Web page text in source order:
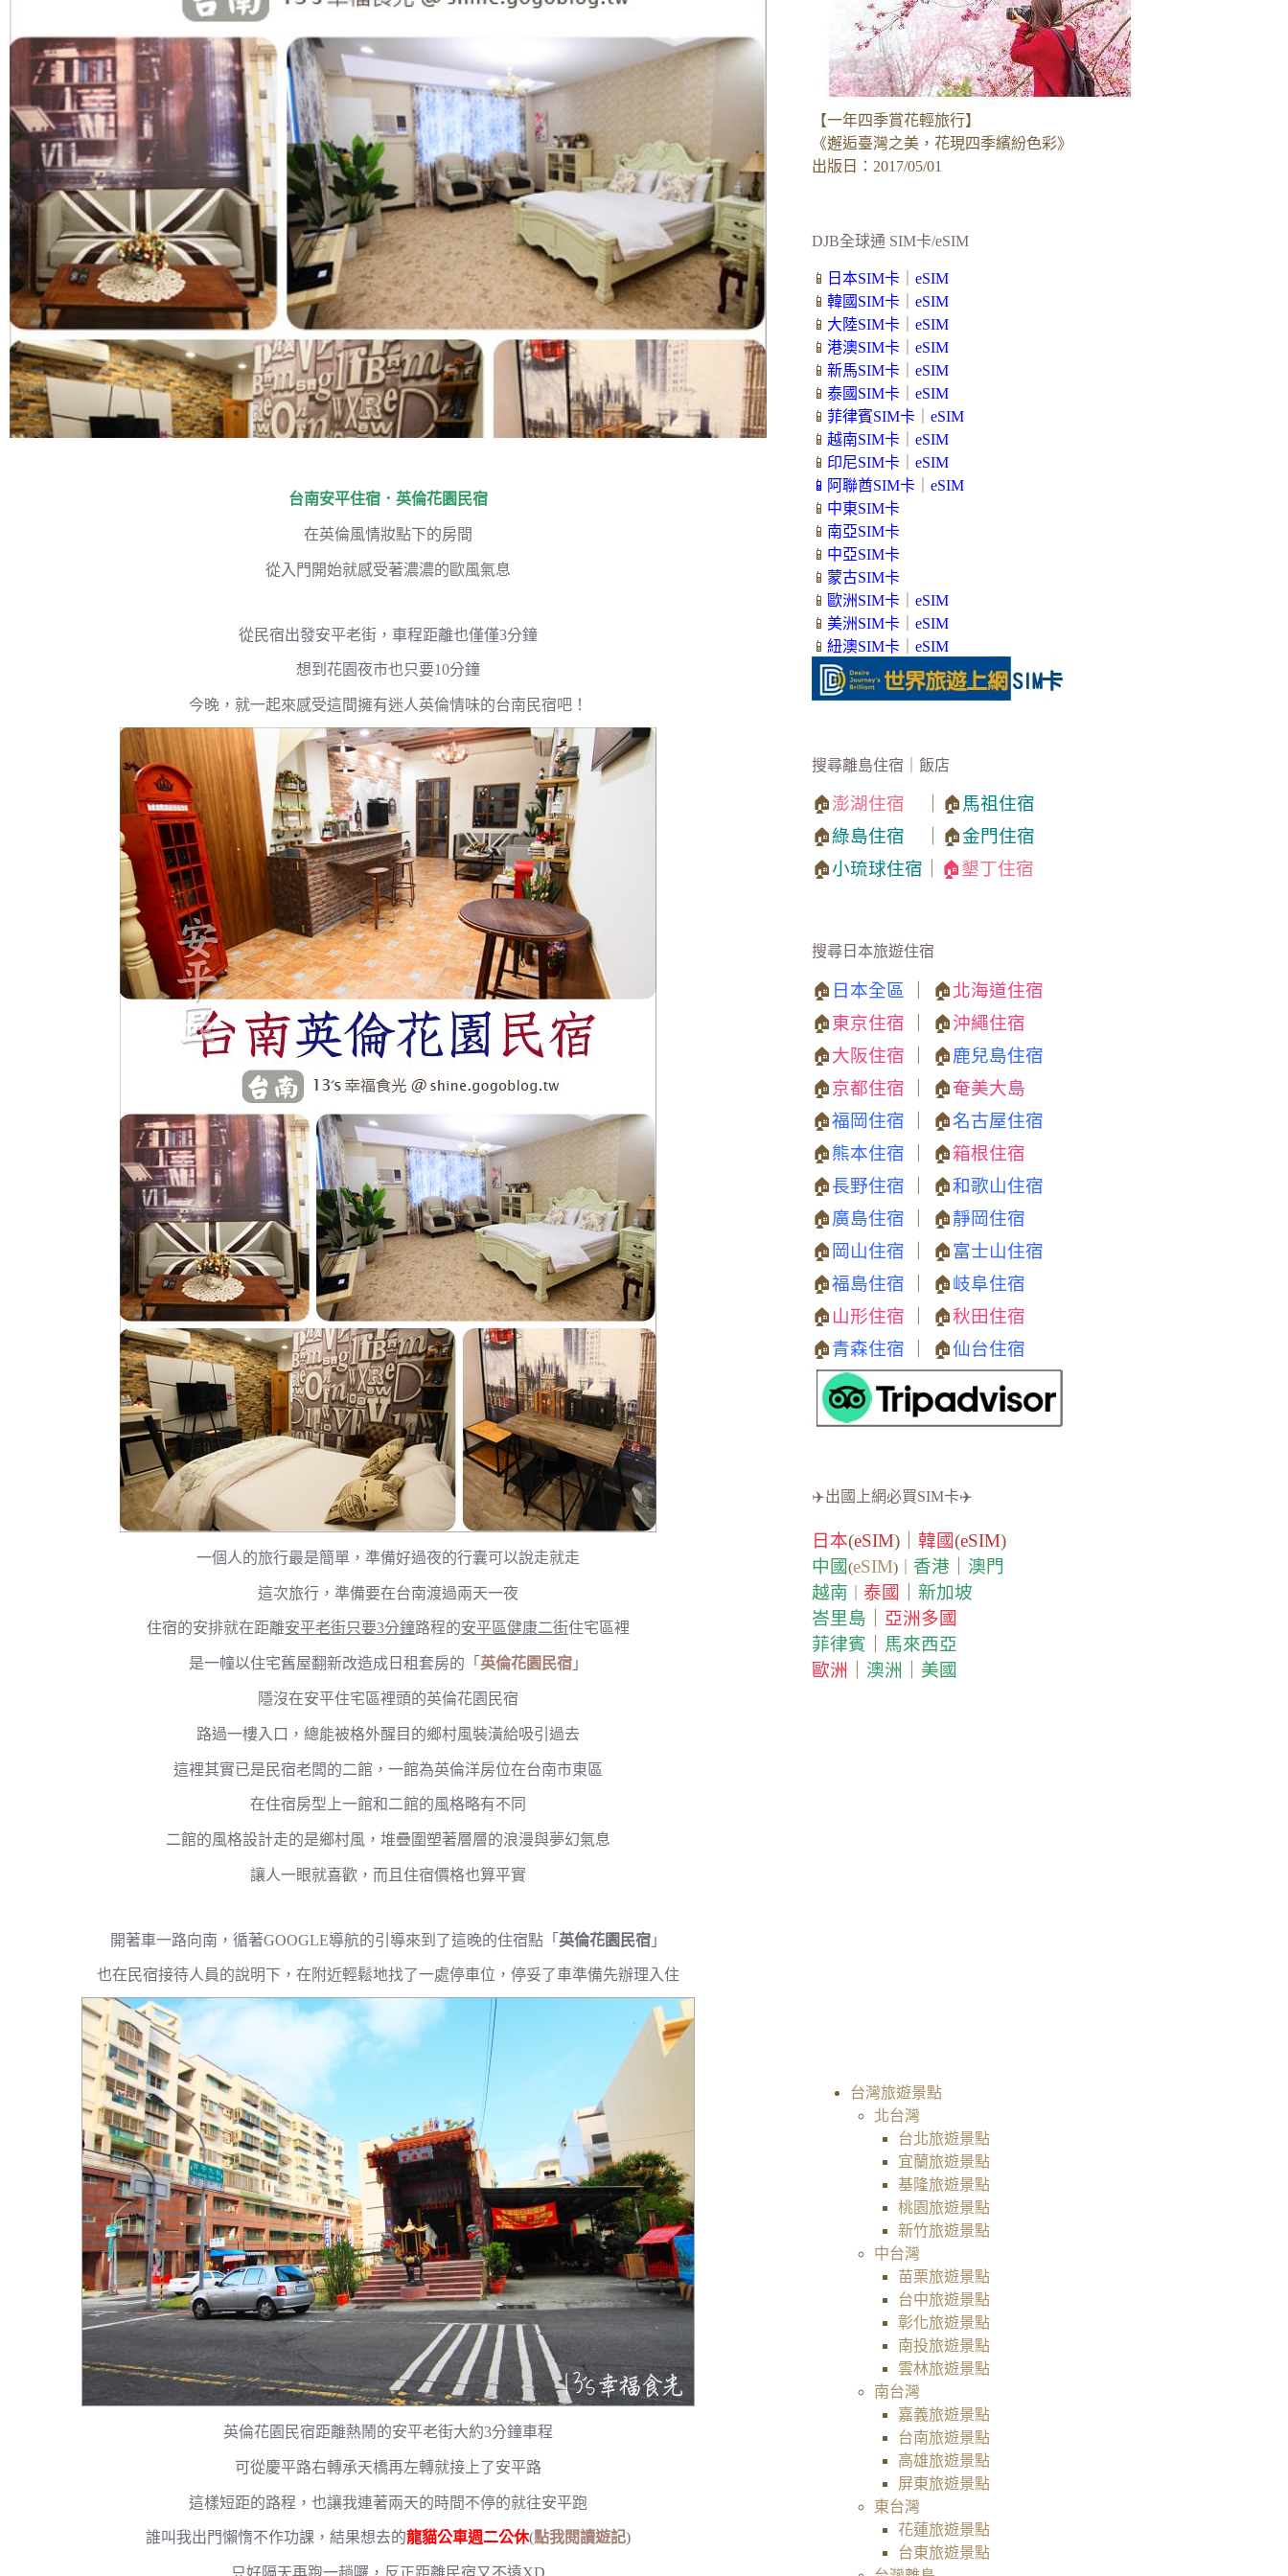
台南安平住宿 ．英倫花園民宿
在英倫風情妝點下的房間
從入門開始就感受著濃濃的歐風氣息
從民宿出發安平老街，車程距離也僅僅3分鐘
想到花園夜市也只要10分鐘
今晚，就一起來感受這間擁有迷人英倫情味的台南民宿吧！
一個人的旅行最是簡單，準備好過夜的行囊可以說走就走
這次旅行，準備要在台南渡過兩天一夜
住宿的安排就在距離安平老街只要3分鐘路程的安平區健康二街住宅區裡
是一幢以住宅舊屋翻新改造成日租套房的「英倫花園民宿 」
隱沒在安平住宅區裡頭的英倫花園民宿
路過一樓入口，總能被格外醒目的鄉村風裝潢給吸引過去
這裡其實已是民宿老闆的二館，一館為英倫洋房位在台南市東區
在住宿房型上一館和二館的風格略有不同
二館的風格設計走的是鄉村風，堆疊圍塑著層層的浪漫與夢幻氣息
讓人一眼就喜歡，而且住宿價格也算平實
開著車一路向南，循著GOOGLE導航的引導來到了這晚的住宿點「英倫花園民宿 」
也在民宿接待人員的說明下，在附近輕鬆地找了一處停車位，停妥了車準備先辦理入住
英倫花園民宿距離熱鬧的安平老街大約3分鐘車程
可從慶平路右轉承天橋再左轉就接上了安平路
這樣短距的路程，也讓我連著兩天的時間不停的就往安平跑
誰叫我出門懶惰不作功課，結果想去的龍貓公車週二公休(點我閱讀遊記)
【一年四季賞花輕旅行】
《邂逅臺灣之美，花現四季繽紛色彩》
出版日：2017/05/01
DJB全球通 SIM卡/eSIM
📱 日本SIM卡｜ eSIM
📱 韓國SIM卡｜ eSIM
📱 大陸SIM卡｜ eSIM
📱 港澳SIM卡｜ eSIM
📱 新馬SIM卡｜ eSIM
📱 泰國SIM卡｜ eSIM
📱 菲律賓SIM卡｜ eSIM
📱 越南SIM卡｜ eSIM
📱 印尼SIM卡｜ eSIM
📱 阿聯酋SIM卡｜ eSIM
📱 中東SIM卡
📱 南亞SIM卡
📱 中亞SIM卡
📱 蒙古SIM卡
📱 歐洲SIM卡｜ eSIM
📱 美洲SIM卡｜ eSIM
📱 紐澳SIM卡｜ eSIM
搜尋離島住宿｜飯店
🏠澎湖住宿 ｜🏠馬祖住宿
🏠綠島住宿 ｜🏠金門住宿
🏠小琉球住宿 🏠墾丁住宿
搜尋日本旅遊住宿
🏠 日本全區 ｜ 🏠北海道住宿
🏠東京住宿 ｜ 🏠沖繩住宿
🏠大阪住宿 ｜ 🏠鹿兒島住宿
🏠京都住宿 ｜ 🏠奄美大島
🏠福岡住宿 ｜ 🏠名古屋住宿
🏠熊本住宿 ｜ 🏠箱根住宿
🏠長野住宿 ｜ 🏠和歌山住宿
🏠廣島住宿 ｜ 🏠靜岡住宿
🏠 岡山住宿 ｜ 🏠富士山住宿
🏠福島住宿 ｜ 🏠岐阜住宿
🏠 山形住宿 ｜ 🏠秋田住宿
🏠青森住宿 ｜ 🏠仙台住宿
✈️出國上網必買SIM卡✈️
日本(eSIM)｜ 韓國(eSIM)
中國(eSIM)｜ 香港
澳門
越南
泰國
新加坡
峇里島
亞洲多國
菲律賓
馬來西亞
歐洲
澳洲 美國
台灣旅遊景點
北台灣
台北旅遊景點
宜蘭旅遊景點
基隆旅遊景點
桃園旅遊景點
新竹旅遊景點
中台灣
苗栗旅遊景點
台中旅遊景點
彰化旅遊景點
南投旅遊景點
雲林旅遊景點
南台灣
嘉義旅遊景點
台南旅遊景點
高雄旅遊景點
屏東旅遊景點
東台灣
花蓮旅遊景點
台東旅遊景點